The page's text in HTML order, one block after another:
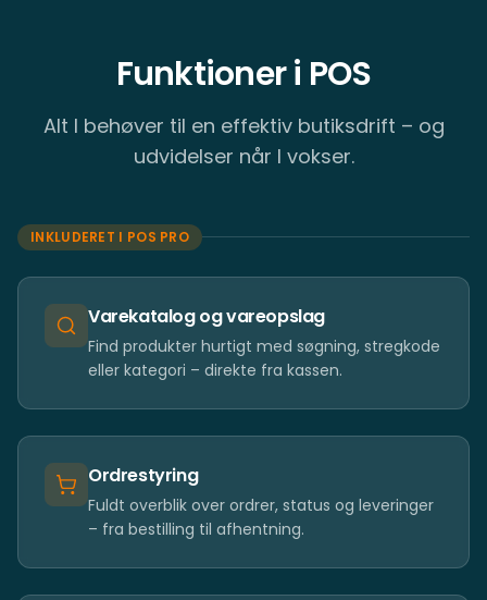
Funktioner i POS
Alt I behøver til en effektiv butiksdrift – og
udvidelser når I vokser.
INKLUDERET I POS PRO
Varekatalog og vareopslag
Find produkter hurtigt med søgning, stregkode
eller kategori – direkte fra kassen.
Ordrestyring
Fuldt overblik over ordrer, status og leveringer
– fra bestilling til afhentning.